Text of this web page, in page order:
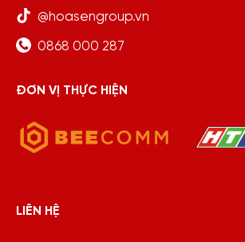
@hoasengroup.vn
0868 000 287
ĐƠN VỊ THỰC HIỆN
LIÊN HỆ